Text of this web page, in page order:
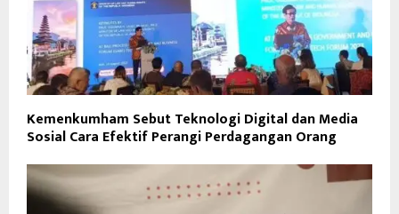
Kemenkumham Sebut Teknologi Digital dan Media
Sosial Cara Efektif Perangi Perdagangan Orang